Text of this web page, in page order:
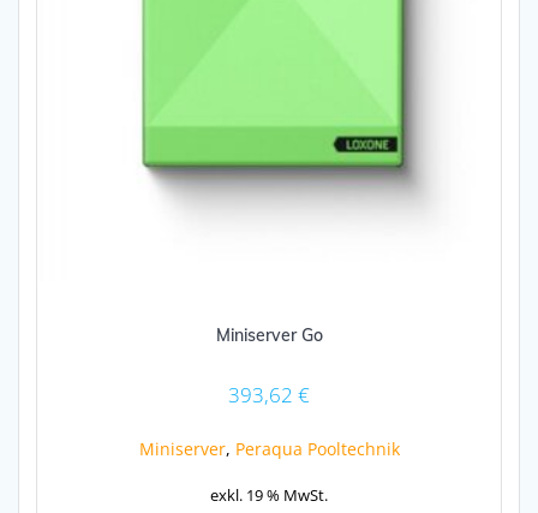
Miniserver Go
393,62 €
Miniserver, Peraqua Pooltechnik
exkl. 19 % MwSt.